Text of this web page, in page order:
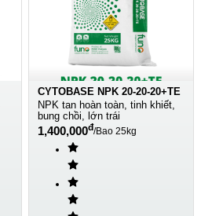
CYTOBASE NPK 20-20-20+TE
NPK tan hoàn toàn, tinh khiết,
bung chồi, lớn trái
1,400,000đ/Bao 25kg